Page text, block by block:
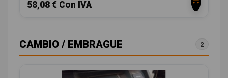
58,08 € Con IVA
CAMBIO / EMBRAGUE 2